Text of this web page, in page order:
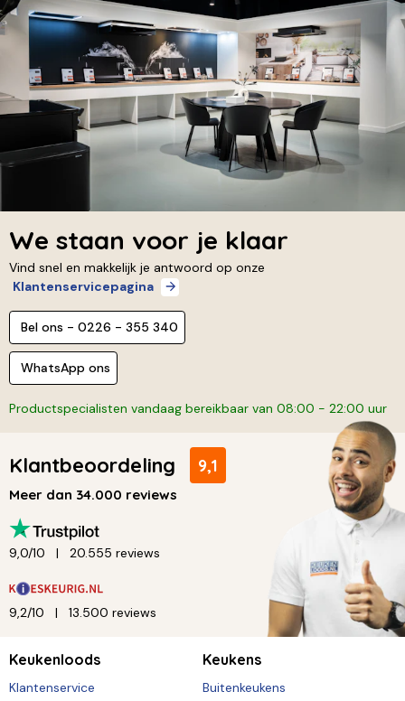
We staan voor je klaar
Vind snel en makkelijk je antwoord op onze
Klantenservicepagina
Bel ons - 0226 - 355 340
WhatsApp ons
Productspecialisten vandaag bereikbaar van 08:00 - 22:00 uur
Klantbeoordeling 9,1
Meer dan 34.000 reviews
9,0/10 20.555 reviews
9,2/10 13.500 reviews
Keukenloods
Klantenservice
Keukens
Buitenkeukens